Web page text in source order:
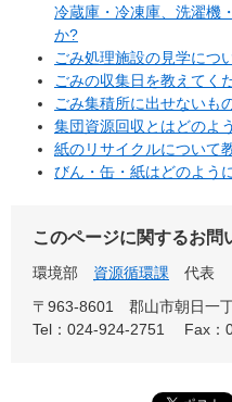
冷蔵庫・冷凍庫、洗濯機
か?
ごみ処理施設の見学につ
ごみの収集日を教えてく
ごみ集積所に出せないも
集団資源回収とはどのよ
紙のリサイクルについて
びん・缶・紙はどのよう
このページに関するお問
環境部 資源循環課
代表
〒963-8601
郡山市朝日一
Tel：024-924-2751
Fax：